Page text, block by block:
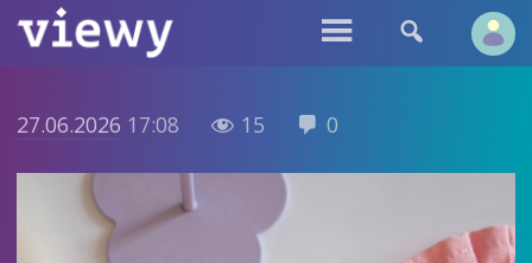
 
27.06.2026 17:08  15  0